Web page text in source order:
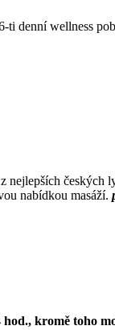
denní wellness
nejlepších českých
nabídkou masáží.
kromě toho